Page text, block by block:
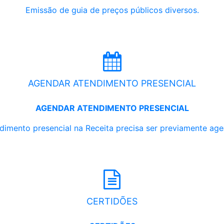
Emissão de guia de preços públicos diversos.
AGENDAR ATENDIMENTO PRESENCIAL
AGENDAR ATENDIMENTO PRESENCIAL
presencial na Receita precisa ser previamente
CERTIDÕES